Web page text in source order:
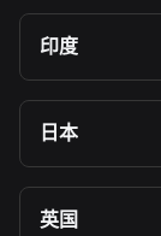
印度
日本
英国